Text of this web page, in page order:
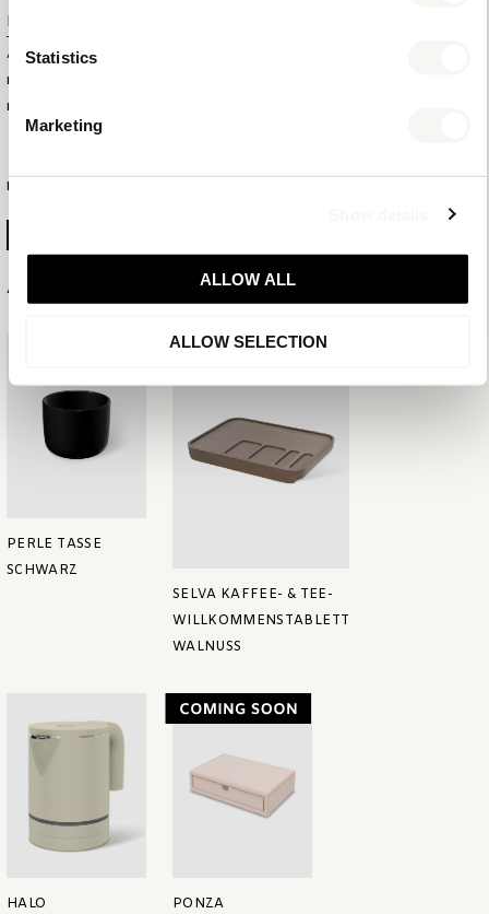
Statistics
Marketing
ALLOW ALL
ALLOW SELECTION
Produktnummer
ARTIKELNUMMER
EAN
KOLLEKTION
MEHR INFORMATIONEN
Ähnliche Artikel
PERLE TASSE
SCHWARZ
SELVA KAFFEE- & TEE-
WILLKOMMENSTABLETT
WALNUSS
HALO
PONZA